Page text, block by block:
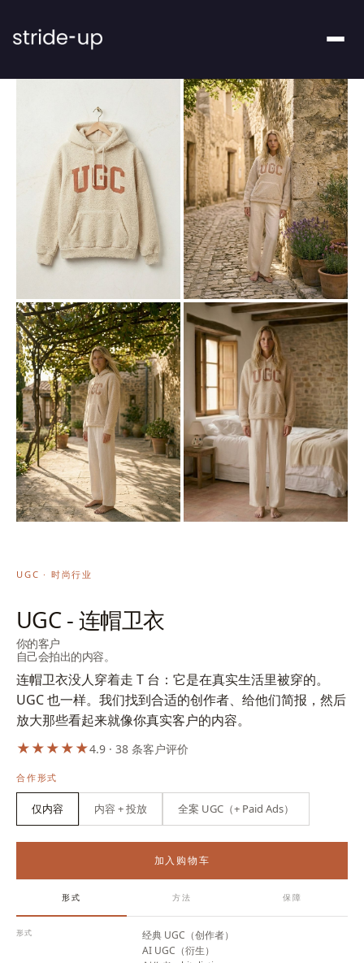
UGC · 时尚行业
UGC - 连帽卫衣
你的客户
自己会拍出的内容。
连帽卫衣没人穿着走 T 台：它是在真实生活里被穿的。
UGC 也一样。我们找到合适的创作者、给他们简报，然后
放大那些看起来就像你真实客户的内容。
★★★★★4.9 · 38 条客户评价
合作形式
仅内容 内容 + 投放
全案 UGC（+ Paid Ads）
加入购物车
形式 方法 保障
形式
经典 UGC（创作者）
AI UGC（衍生）